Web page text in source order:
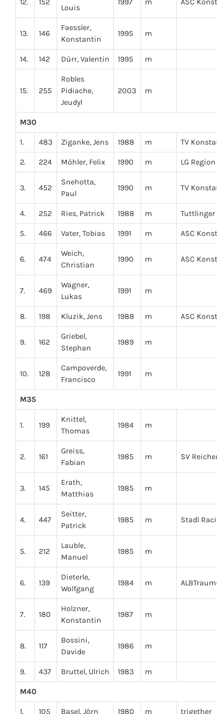
Louis
13. 146
Faessler,
Konstantin
1995 m
14. 142 Dürr, Valentin 1995 m
15. 255
Robles
Pidiache,
Jeudyl
2003 m
M30
1. 483 Ziganke, Jens 1988 m TV
2. 224 Möhler, Felix 1990 m LG
3. 452
Snehotta,
Paul
1990 m TV
4. 252 Ries, Patrick 1988 m Tuttlinger
5. 466 Vater, Tobias 1991 m ASC
6. 474
Weich,
Christian
1990 m ASC
7. 469
Wagner,
Lukas
1991 m
8. 198 Kluzik, Jens 1988 m ASC
9. 162
Griebel,
Stephan
1989 m
10. 128
Campoverde,
Francisco
1991 m
M35
1. 199
Knittel,
Thomas
1984 m
2. 161
Greiss,
Fabian
1985 m SV
3. 145
Erath,
Matthias
1985 m
4. 447
Seitter,
Patrick
1985 m Stadl
5. 212
Lauble,
Manuel
1985 m
6. 139
Dieterle,
Wolfgang
1984 m
7. 180
Holzner,
Konstantin
1987 m
8. 117
Bossini,
Davide
1986 m
9. 437 Bruttel, Ulrich 1983 m
M40
1. 105 Basel, Jörn 1980 m trigether